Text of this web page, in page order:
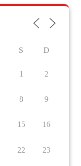
S D
1 2
8 9
15 16
22 23